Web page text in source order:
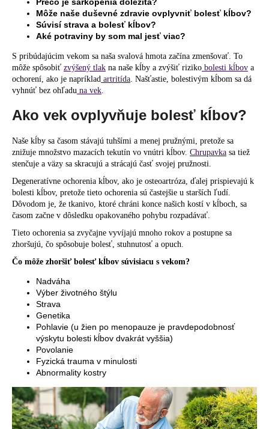
Môže naše duševné zdravie ovplyvniť bolesť kĺbov?
Súvisí strava a bolesť kĺbov?
Aké potraviny by som mal jesť viac?
S pribúdajúcim vekom sa naša svalová hmota začína zmenšovať. To
môže spôsobiť zvýšený tlak na naše kĺby a zvýšiť riziko bolesti kĺbov a
ochorení, ako je napríklad artritída . Našťastie, bolestivým kĺbom sa dá
vyhnúť bez ohľadu na vek
Ako vek ovplyvňuje bolesť kĺbov?
Naše kĺby sa časom stávajú tuhšími a menej pružnými, pretože sa
znižuje množstvo mazacích tekutín vo vnútri kĺbov. Chrupavka sa tiež
stenčuje a väzy sa skracujú a strácajú časť svojej pružnosti.
Degeneratívne ochorenia kĺbov, ako je osteoartróza, ďalej prispievajú k
bolesti kĺbov, pretože tieto ochorenia sú častejšie u starších ľudí.
Dôvodom je, že tkanivo, ktoré chráni konce našich kostí v kĺboch, sa
časom začne v dôsledku opakovaného pohybu rozpadávať.
Tieto ochorenia sa zvyčajne vyvíjajú mnoho rokov a postupne sa
zhoršujú, čo spôsobuje bolesť, stuhnutosť a opuch.
Čo môže zhoršiť bolesť kĺbov súvisiacu s vekom?
Nadváha
Výber životného štýlu
Strava
Genetika
Pohlavie (u žien po menopauze je pravdepodobnosť
výskytu bolesti kĺbov dvakrát vyššia)
Povolanie
Fyzická trauma v minulosti
Abnormality kostry
e
n
á
s
?
HĽADAŤ
O